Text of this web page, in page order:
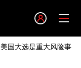
国大选是重大风险事